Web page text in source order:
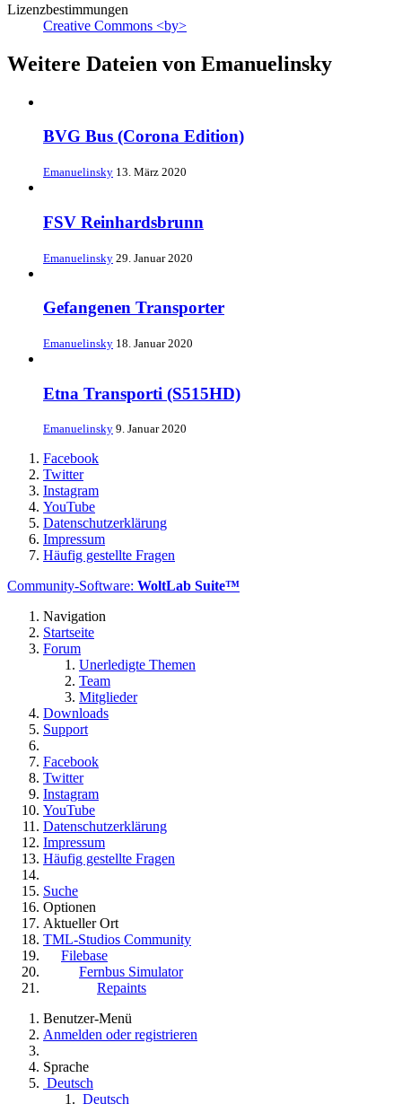
Lizenzbestimmungen
Creative Commons <by>
Weitere Dateien von Emanuelinsky
BVG Bus (Corona Edition)
Emanuelinsky 13. März 2020
FSV Reinhardsbrunn
Emanuelinsky 29. Januar 2020
Gefangenen Transporter
Emanuelinsky 18. Januar 2020
Etna Transporti (S515HD)
Emanuelinsky 9. Januar 2020
Facebook
Twitter
Instagram
YouTube
Datenschutzerklärung
Impressum
Häufig gestellte Fragen
Community-Software: WoltLab Suite™
Navigation
Startseite
Forum
Unerledigte Themen
Team
Mitglieder
Downloads
Support
Facebook
Twitter
Instagram
YouTube
Datenschutzerklärung
Impressum
Häufig gestellte Fragen
Suche
Optionen
Aktueller Ort
TML-Studios Community
Filebase
Fernbus Simulator
Repaints
Benutzer-Menü
Anmelden oder registrieren
Sprache
Deutsch
Deutsch